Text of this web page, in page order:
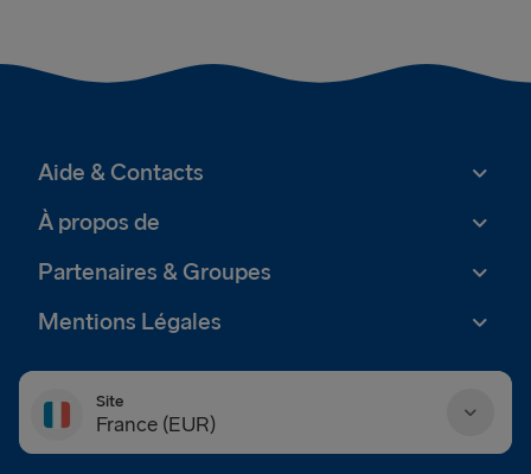
Aide & Contacts
À propos de
Partenaires & Groupes
Mentions Légales
Site
France (EUR)